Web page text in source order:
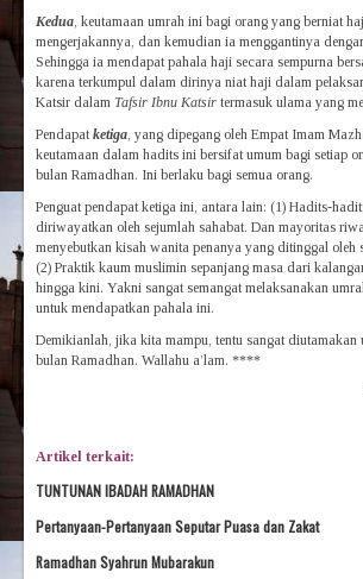
Kedua, keutamaan umrah ini bagi orang yang berniat
mengerjakannya, dan kemudian ia menggantinya
Sehingga ia mendapat pahala haji secara sempurna
karena terkumpul dalam dirinya niat haji dalam
Katsir dalam Tafsir Ibnu Katsir termasuk ulama yang
Pendapatketiga, yang dipegang oleh Empat Imam
keutamaan dalam hadits ini bersifat umum bagi setiap
bulan Ramadhan. Ini berlaku bagi semua orang.
Penguat pendapat ketiga ini, antara lain: (1) Hadits-
diriwayatkan oleh sejumlah sahabat. Dan mayoritas
menyebutkan kisah wanita penanya yang ditinggal oleh
(2) Praktik kaum muslimin sepanjang masa dari
hingga kini. Yakni sangat semangat melaksanakan
untuk mendapatkan pahala ini.
Demikianlah, jika kita mampu, tentu sangat diutamakan
bulan Ramadhan. Wallahu a’lam. ****
Artikel terkait:
TUNTUNAN IBADAH RAMADHAN
Pertanyaan-Pertanyaan Seputar Puasa dan Zakat
Ramadhan Syahrun Mubarakun